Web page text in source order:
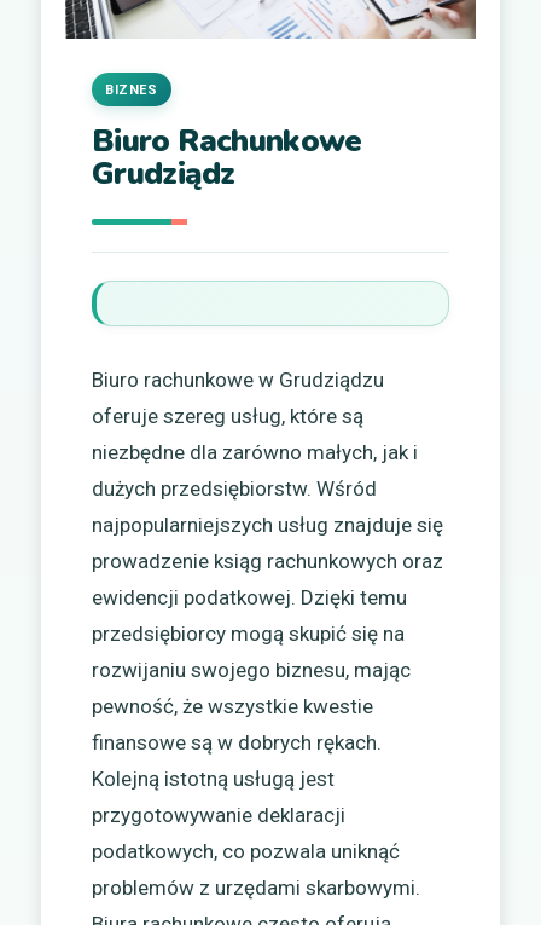
Biuro Rachunkowe
Grudziądz
BIZNES
Biuro rachunkowe w Grudziądzu
oferuje szereg usług, które są
niezbędne dla zarówno małych, jak i
dużych przedsiębiorstw. Wśród
najpopularniejszych usług znajduje się
prowadzenie ksiąg rachunkowych oraz
ewidencji podatkowej. Dzięki temu
przedsiębiorcy mogą skupić się na
rozwijaniu swojego biznesu, mając
pewność, że wszystkie kwestie
finansowe są w dobrych rękach.
Kolejną istotną usługą jest
przygotowywanie deklaracji
podatkowych, co pozwala uniknąć
problemów z urzędami skarbowymi.